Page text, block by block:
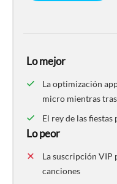
Lo mejor
La optimización
micro mientras
El rey de las
Lo peor
La suscripción VIP
canciones